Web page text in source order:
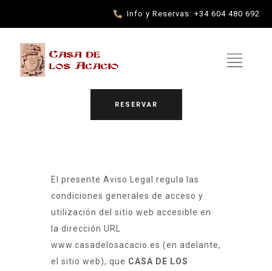
Info y Reservas: +34 604 480 692
RESERVAR
El presente Aviso Legal regula las
condiciones generales de acceso y
utilización del sitio web accesible en
la dirección URL
www.casadelosacacio.es (en adelante,
el sitio web), que CASA DE LOS